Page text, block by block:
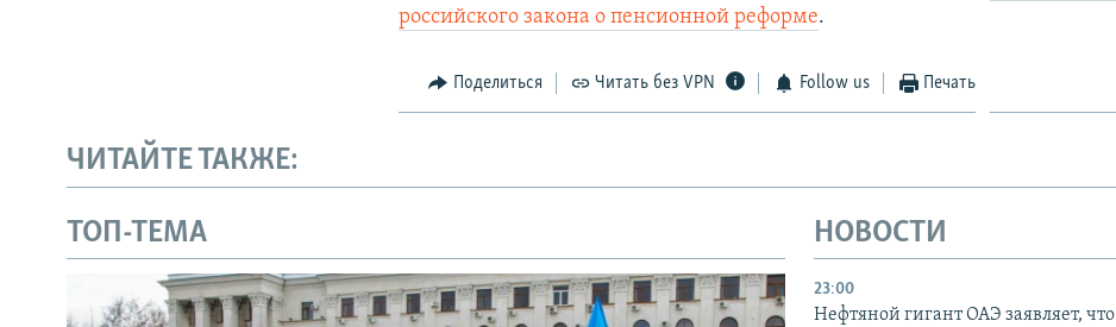
российского закона о пенсионной реформе.
Поделиться Читать без VPN Follow us Печать
ЧИТАЙТЕ ТАКЖЕ:
ТОП-ТЕМА НОВОСТИ
23:00
Нефтяной гигант ОАЭ заявляет, что